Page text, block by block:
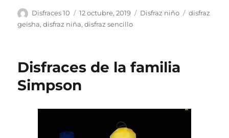
Autor
Disfraces 10
Publicado
el
12 octubre, 2019 Categorías
Disfraz niño Etiquetas
disfraz
geisha,disfraz niña,disfraz sencillo
Disfraces de la familia
Simpson